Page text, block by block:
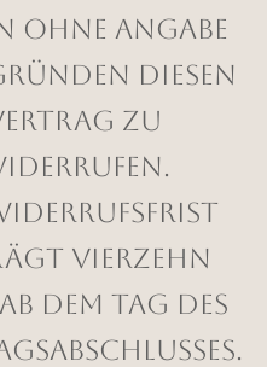
ohne Angabe
diesen
zu
vierzehn
dem Tag des